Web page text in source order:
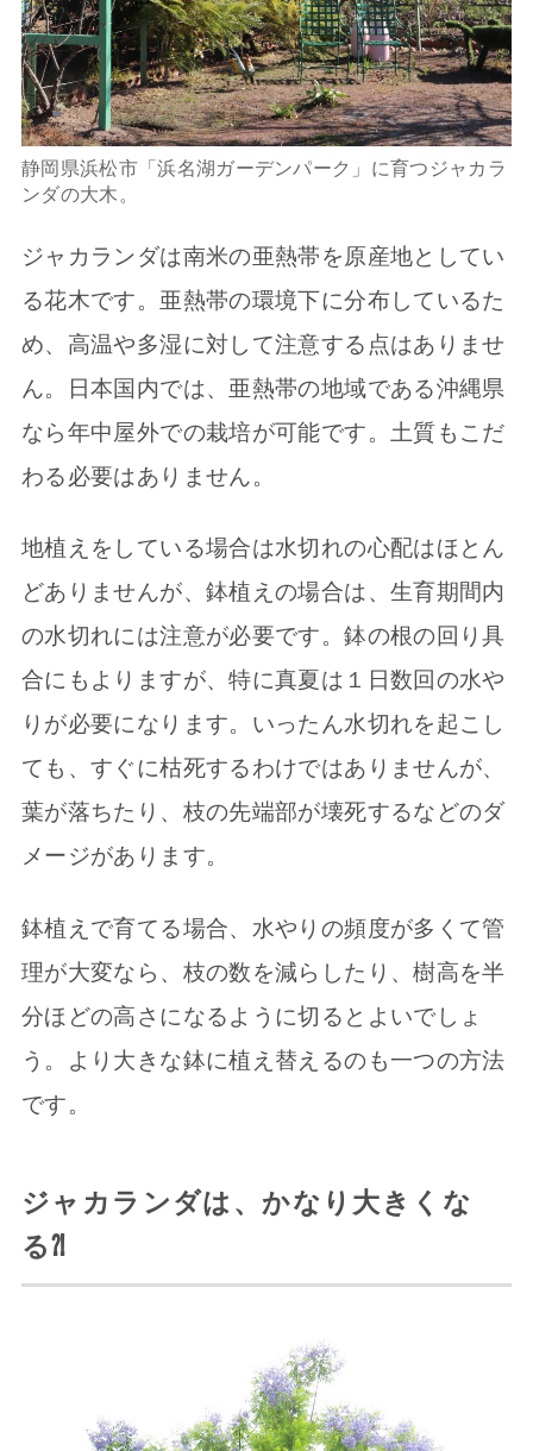
静岡県浜松市「浜名湖ガーデンパーク」に育つジャカラ
ンダの大木。
ジャカランダは南米の亜熱帯を原産地としてい
る花木です。亜熱帯の環境下に分布しているた
め、高温や多湿に対して注意する点はありませ
ん。日本国内では、亜熱帯の地域である沖縄県
なら年中屋外での栽培が可能です。土質もこだ
わる必要はありません。
地植えをしている場合は水切れの心配はほとん
どありませんが、鉢植えの場合は、生育期間内
の水切れには注意が必要です。鉢の根の回り具
合にもよりますが、特に真夏は１日数回の水や
りが必要になります。いったん水切れを起こし
ても、すぐに枯死するわけではありませんが、
葉が落ちたり、枝の先端部が壊死するなどのダ
メージがあります。
鉢植えで育てる場合、水やりの頻度が多くて管
理が大変なら、枝の数を減らしたり、樹高を半
分ほどの高さになるように切るとよいでしょ
う。より大きな鉢に植え替えるのも一つの方法
です。
ジャカランダは、かなり大きくな
る⁈